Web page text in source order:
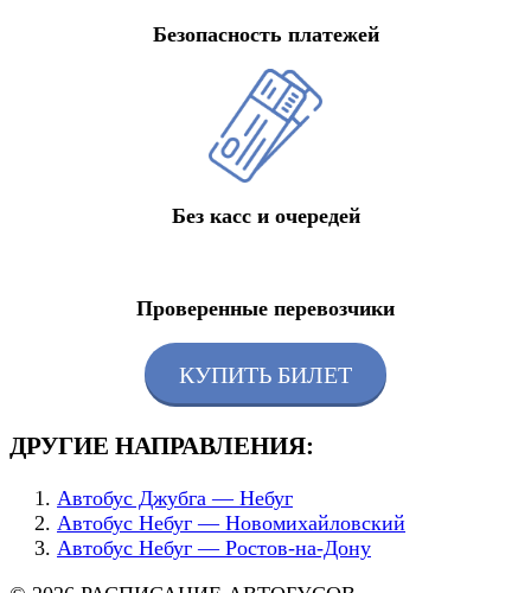
Безопасность платежей
Без касс и очередей
Проверенные перевозчики
КУПИТЬ БИЛЕТ
ДРУГИЕ НАПРАВЛЕНИЯ:
Автобус Джубга — Небуг
Автобус Небуг — Новомихайловский
Автобус Небуг — Ростов-на-Дону